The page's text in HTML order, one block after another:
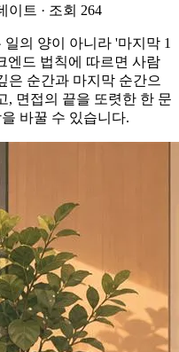
이트 · 조회 264
의 양이 아니라 '마지막 1
엔드 법칙에 따르면 사람
은 순간과 마지막 순간으
, 면접의 끝을 또렷한 한 문
바꿀 수 있습니다.